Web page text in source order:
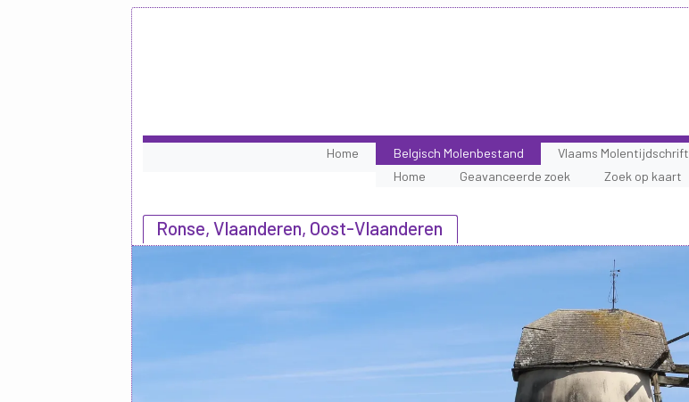
Home
Belgisch Molenbestand
Home
Geavanceerde zoek Zoek op kaart
Vlaams Molentijdschrift
Ronse, Vlaanderen, Oost-Vlaanderen